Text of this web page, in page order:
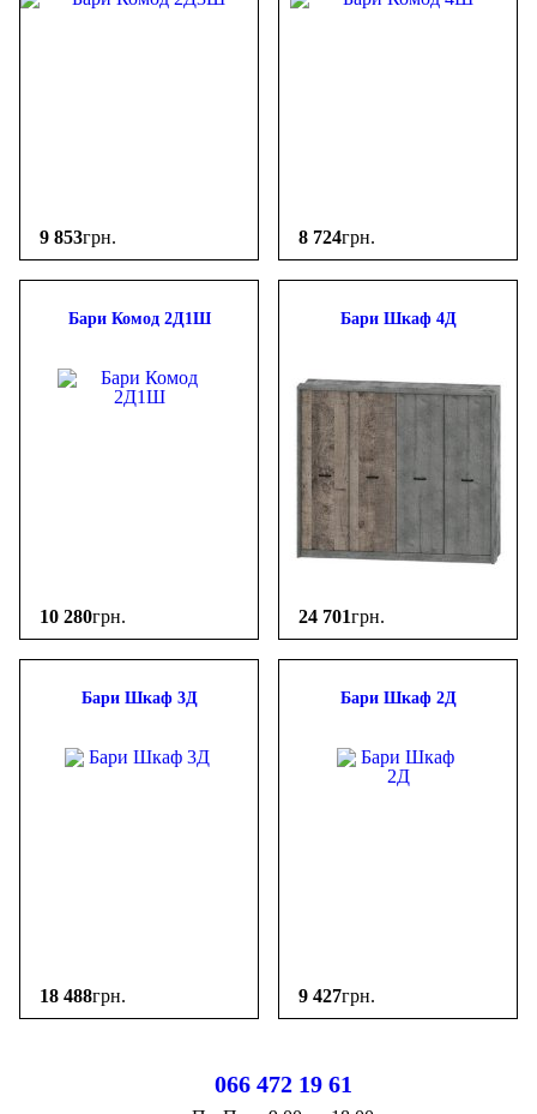
9 853грн. 8 724грн.
Бари Комод 2Д1Ш
10 280грн.
Бари Шкаф 4Д
24 701грн.
Бари Шкаф 3Д
18 488грн.
Бари Шкаф 2Д
9 427грн.
066 472 19 61